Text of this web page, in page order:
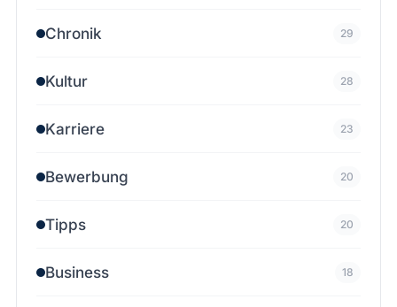
Chronik 29
Kultur 28
Karriere 23
Bewerbung 20
Tipps 20
Business 18